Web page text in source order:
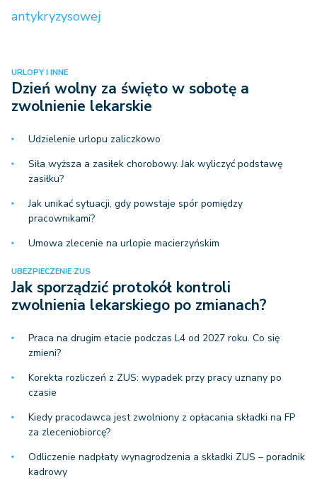
antykryzysowej
URLOPY I INNE
Dzień wolny za święto w sobotę a
zwolnienie lekarskie
Udzielenie urlopu zaliczkowo
Siła wyższa a zasiłek chorobowy. Jak wyliczyć podstawę
zasiłku?
Jak unikać sytuacji, gdy powstaje spór pomiędzy
pracownikami?
Umowa zlecenie na urlopie macierzyńskim
UBEZPIECZENIE ZUS
Jak sporządzić protokół kontroli
zwolnienia lekarskiego po zmianach?
Praca na drugim etacie podczas L4 od 2027 roku. Co się
zmieni?
Korekta rozliczeń z ZUS: wypadek przy pracy uznany po
czasie
Kiedy pracodawca jest zwolniony z opłacania składki na FP
za zleceniobiorcę?
Odliczenie nadpłaty wynagrodzenia a składki ZUS – poradnik
kadrowy